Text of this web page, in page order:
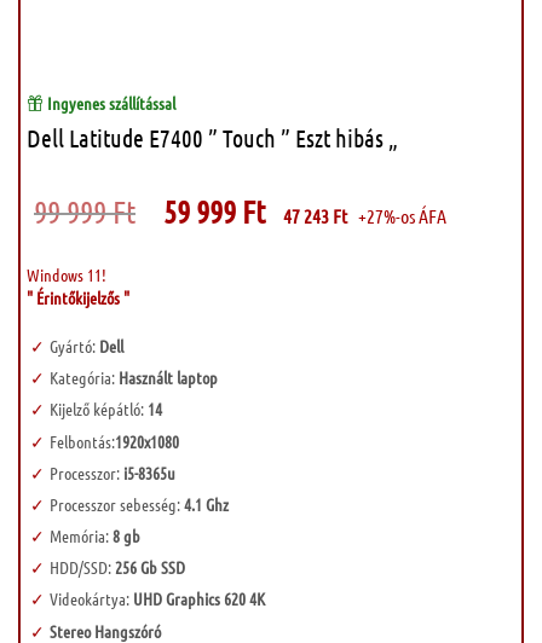
Ingyenes szállítással
Dell Latitude E7400 ” Touch ” Eszt hibás „
99 999Ft Original
price
59 999 Ft price
47 243 Ft +27%-os ÁFA
Windows 11!
" Érintőkijelzős "
Gyártó: Dell
Kategória: Használt laptop
Kijelző képátló: 14
Felbontás:1920x1080
Processzor:i5-8365u
Processzor sebesség:4.1 Ghz
Memória:8 gb
HDD/SSD:256 Gb SSD
Videokártya: UHD Graphics 620 4K
Stereo Hangszóró